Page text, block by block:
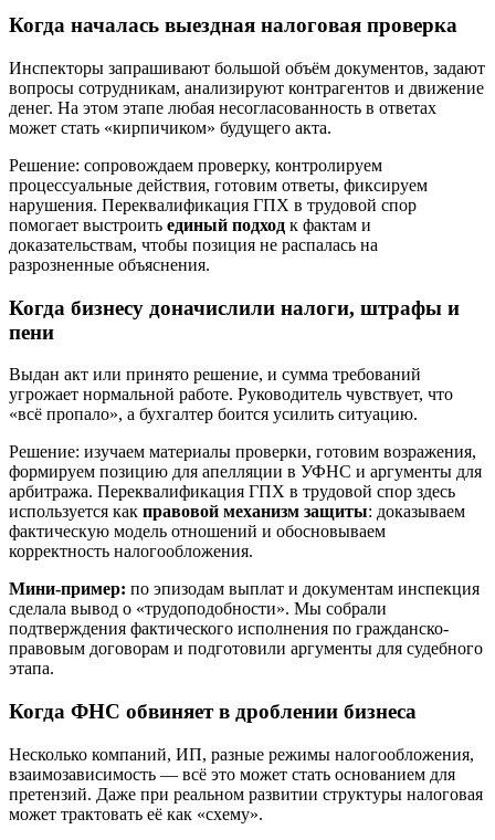
Когда началась выездная налоговая проверка
Инспекторы запрашивают большой объём документов, задают
вопросы сотрудникам, анализируют контрагентов и движение
денег. На этом этапе любая несогласованность в ответах
может стать «кирпичиком» будущего акта.
Решение: сопровождаем проверку, контролируем
процессуальные действия, готовим ответы, фиксируем
нарушения. Переквалификация ГПХ в трудовой спор
помогает выстроить единый подход к фактам и
доказательствам, чтобы позиция не распалась на
разрозненные объяснения.
Когда бизнесу доначислили налоги, штрафы и
пени
Выдан акт или принято решение, и сумма требований
угрожает нормальной работе. Руководитель чувствует, что
«всё пропало», а бухгалтер боится усилить ситуацию.
Решение: изучаем материалы проверки, готовим возражения,
формируем позицию для апелляции в УФНС и аргументы для
арбитража. Переквалификация ГПХ в трудовой спор здесь
используется как правовой механизм защиты: доказываем
фактическую модель отношений и обосновываем
корректность налогообложения.
Мини-пример: по эпизодам выплат и документам инспекция
сделала вывод о «трудоподобности». Мы собрали
подтверждения фактического исполнения по гражданско-
правовым договорам и подготовили аргументы для судебного
этапа.
Когда ФНС обвиняет в дроблении бизнеса
Несколько компаний, ИП, разные режимы налогообложения,
взаимозависимость — всё это может стать основанием для
претензий. Даже при реальном развитии структуры налоговая
может трактовать её как «схему».